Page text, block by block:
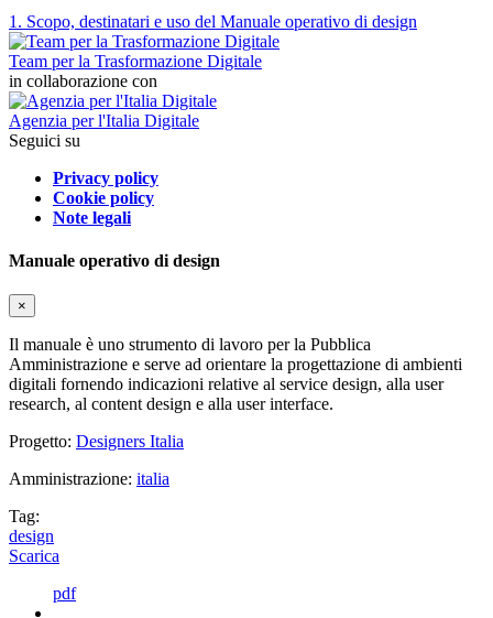
1. Scopo, destinatari e uso del Manuale operativo di design
Team per la Trasformazione Digitale
in collaborazione con
Agenzia per l'Italia Digitale
Seguici su
Privacy policy
Cookie policy
Note legali
Manuale operativo di design
×
Il manuale è uno strumento di lavoro per la Pubblica
Amministrazione e serve ad orientare la progettazione di ambienti
digitali fornendo indicazioni relative al service design, alla user
research, al content design e alla user interface.
Progetto: Designers Italia
Amministrazione: italia
Tag:
design
Scarica
pdf